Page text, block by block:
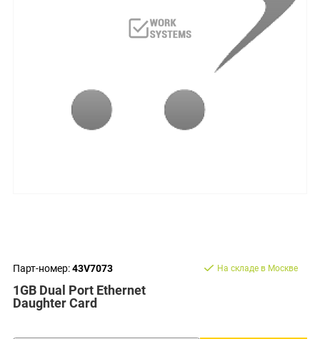
Парт-номер:43V7073
1GB Dual Port Ethernet
Daughter Card
На складе в Москве